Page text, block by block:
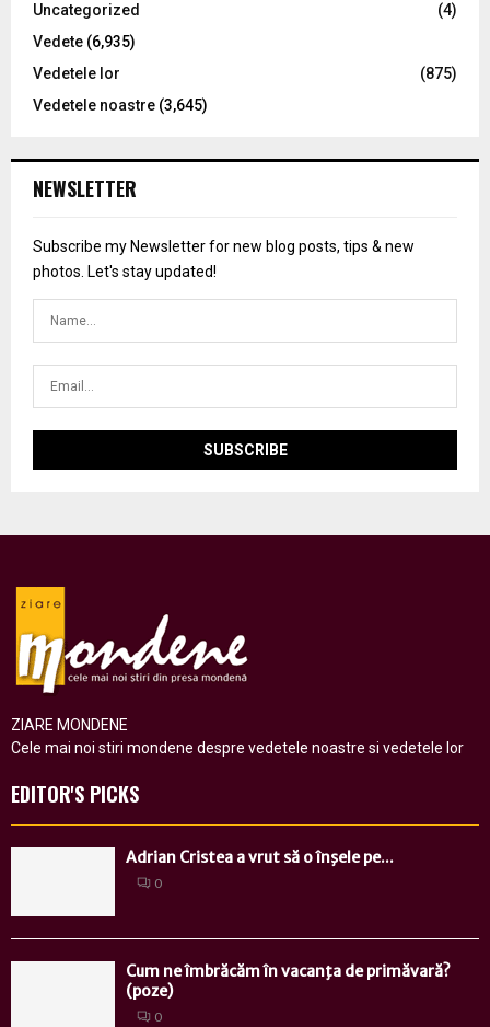
Uncategorized
(4)
Vedete (6,935)
Vedetele lor
(875)
Vedetele noastre (3,645)
NEWSLETTER
Subscribe my Newsletter for new blog posts, tips & new
photos. Let's stay updated!
ZIARE MONDENE
Cele mai noi stiri mondene despre vedetele noastre si vedetele lor
EDITOR'S PICKS
Adrian Cristea a vrut să o înşele pe...
0
Cum ne îmbrăcăm în vacanţa de primăvară?
(poze)
0